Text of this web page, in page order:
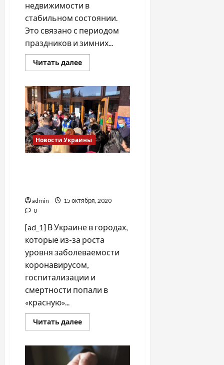
недвижимости в
стабильном состоянии.
Это связано с периодом
праздников и зимних...
Читать далееПрочитать
больше
ли
сейчас
покупать
недвижимость,
—
эксперт
Новости Украины
admin
15 октября, 2020
0
[ad_1] В Украине в городах,
которые из-за роста
уровня заболеваемости
коронавирусом,
госпитализации и
смертности попали в
«красную»...
Читать далееПрочитать
больше
Украине
начались
протесты